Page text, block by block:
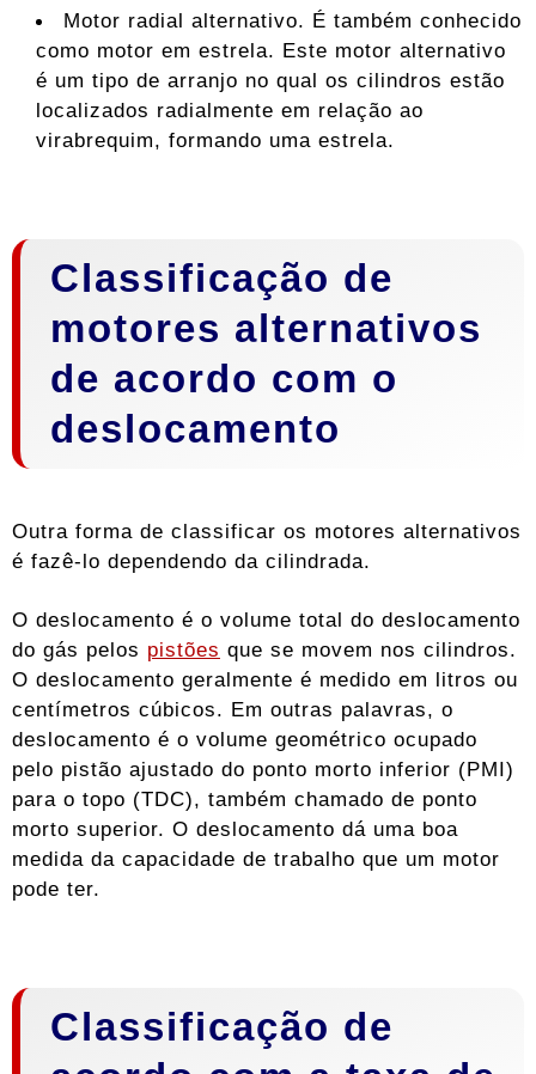
Motor radial alternativo. É também conhecido
como motor em estrela. Este motor alternativo
é um tipo de arranjo no qual os cilindros estão
localizados radialmente em relação ao
virabrequim, formando uma estrela.
Classificação de
motores alternativos
de acordo com o
deslocamento
Outra forma de classificar os motores alternativos
é fazê-lo dependendo da cilindrada.
O deslocamento é o volume total do deslocamento
do gás pelos pistões que se movem nos cilindros.
O deslocamento geralmente é medido em litros ou
centímetros cúbicos. Em outras palavras, o
deslocamento é o volume geométrico ocupado
pelo pistão ajustado do ponto morto inferior (PMI)
para o topo (TDC), também chamado de ponto
morto superior. O deslocamento dá uma boa
medida da capacidade de trabalho que um motor
pode ter.
Classificação de